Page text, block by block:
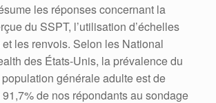
les réponses concernant la
du SSPT, l’utilisation d’échelles
les renvois. Selon les National
des États-Unis, la prévalence du
générale adulte est de
91,7% de nos répondants au sondage